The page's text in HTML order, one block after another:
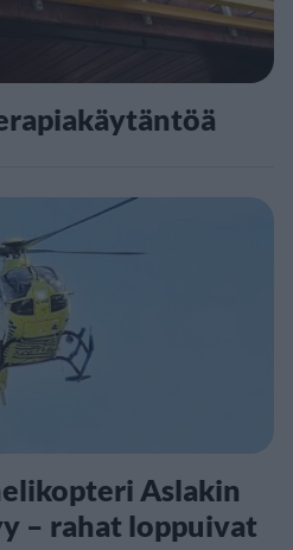
Aslakin
– rahat loppuivat